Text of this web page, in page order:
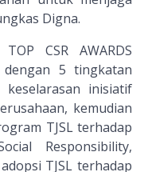
Digna.
CSR AWARDS
5 tingkatan
inisiatif
kemudian
TJSL terhadap
Responsibility,
TJSL terhadap